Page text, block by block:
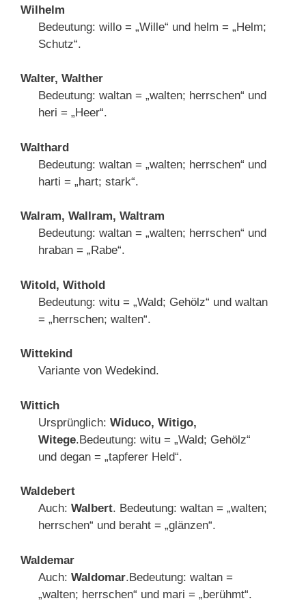
Wilhelm
Bedeutung: willo = „Wille“ und helm = „Helm;
Schutz“.
Walter, Walther
Bedeutung: waltan = „walten; herrschen“ und
heri = „Heer“.
Walthard
Bedeutung: waltan = „walten; herrschen“ und
harti = „hart; stark“.
Walram, Wallram, Waltram
Bedeutung: waltan = „walten; herrschen“ und
hraban = „Rabe“.
Witold, Withold
Bedeutung: witu = „Wald; Gehölz“ und waltan
= „herrschen; walten“.
Wittekind
Variante von Wedekind.
Wittich
Ursprünglich: Widuco, Witigo,
Witege.Bedeutung: witu = „Wald; Gehölz“
und degan = „tapferer Held“.
Waldebert
Auch: Walbert. Bedeutung: waltan = „walten;
herrschen“ und beraht = „glänzen“.
Waldemar
Auch: Waldomar.Bedeutung: waltan =
„walten; herrschen“ und mari = „berühmt“.